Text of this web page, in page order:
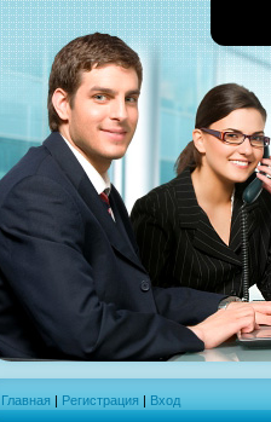
Главная | Регистрация | Вход